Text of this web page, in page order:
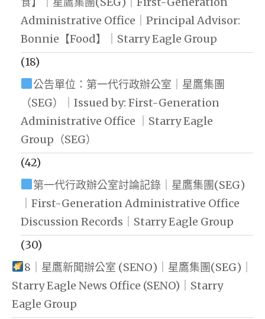
Administrative Office｜Principal Advisor:
Bonnie【Food】｜Starry Eagle Group
(18)
公告單位：第一代行政辦公室｜星鷹集團
（SEG）｜Issued by: First-Generation
Administrative Office ｜Starry Eagle
Group（SEG）
(42)
第一代行政辦公室討論記錄｜星鷹集團(SEG)
｜First-Generation Administrative Office
Discussion Records｜Starry Eagle Group
(30)
8｜星鷹新聞辦公室 (SENO)｜星鷹集團(SEG)｜
Starry Eagle News Office (SENO)｜Starry
Eagle Group